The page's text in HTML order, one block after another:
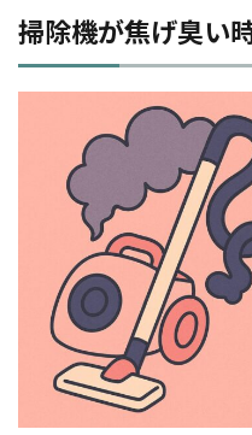
掃除機が焦げ臭い